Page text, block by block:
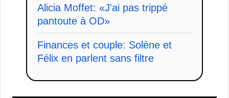
Alicia Moffet: «J'ai pas trippé
pantoute à OD»
Finances et couple: Solène et
Félix en parlent sans filtre